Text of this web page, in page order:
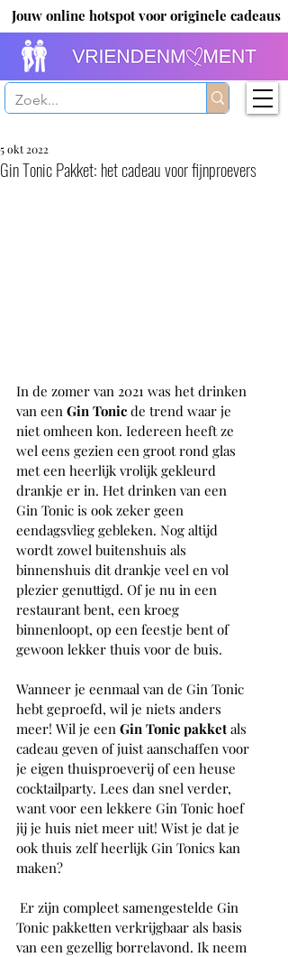
Jouw online hotspot voor originele cadeaus
Gin Tonic Pakket: het cadeau voor fijnproevers
5 okt 2022
In de zomer van 2021 was het drinken
van een Gin Tonic de trend waar je
niet omheen kon. Iedereen heeft ze
wel eens gezien een groot rond glas
met een heerlijk vrolijk gekleurd
drankje er in. Het drinken van een
Gin Tonic is ook zeker geen
eendagsvlieg gebleken. Nog altijd
wordt zowel buitenshuis als
binnenshuis dit drankje veel en vol
plezier genuttigd. Of je nu in een
restaurant bent, een kroeg
binnenloopt, op een feestje bent of
gewoon lekker thuis voor de buis.
Wanneer je eenmaal van de Gin Tonic
hebt geproefd, wil je niets anders
meer! Wil je een Gin Tonic pakket als
cadeau geven of juist aanschaffen voor
je eigen thuisproeverij of een heuse
cocktailparty. Lees dan snel verder,
want voor een lekkere Gin Tonic hoef
jij je huis niet meer uit! Wist je dat je
ook thuis zelf heerlijk Gin Tonics kan
maken?
Tonic pakketten verkrijgbaar als basis
van een gezellig borrelavond. Ik neem